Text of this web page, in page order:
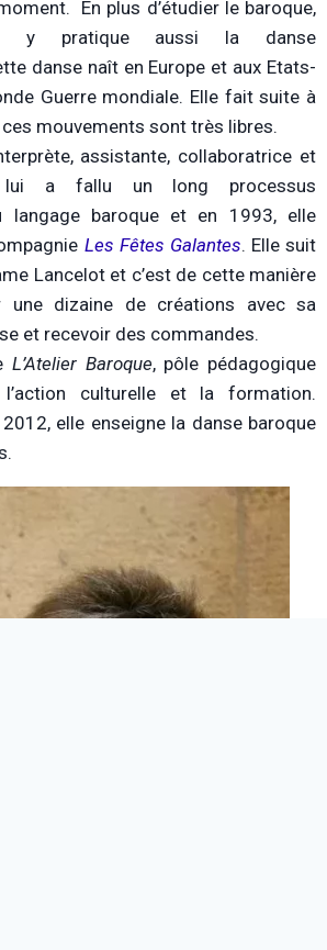
En plus d’étudier le baroque,
y pratique aussi la danse
danse naît en Europe et aux Etats-
Guerre mondiale. Elle fait suite à
mouvements sont très libres.
assistante, collaboratrice et
lui a fallu un long processus
langage baroque et en 1993, elle
Les Fêtes Galantes. Elle suit
Lancelot et c’est de cette manière
une dizaine de créations avec sa
et recevoir des commandes.
L’Atelier Baroque, pôle pédagogique
culturelle et la formation.
elle enseigne la danse baroque